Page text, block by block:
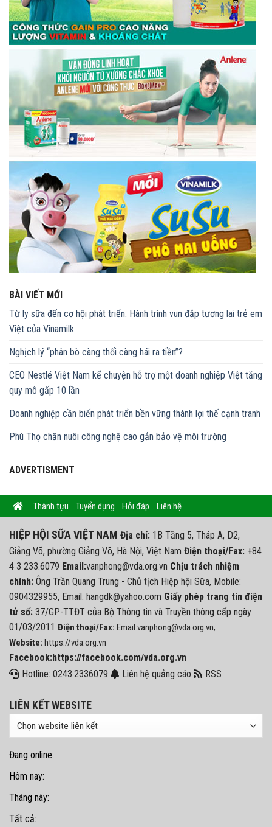
BÀI VIẾT MỚI
Từ ly sữa đến cơ hội phát triển: Hành trình vun đắp tương lai trẻ em
Việt của Vinamilk
Nghịch lý “phân bò càng thối càng hái ra tiền”?
CEO Nestlé Việt Nam kể chuyện hỗ trợ một doanh nghiệp Việt tăng
quy mô gấp 10 lần
Doanh nghiệp cần biến phát triển bền vững thành lợi thế cạnh tranh
Phú Thọ chăn nuôi công nghệ cao gắn bảo vệ môi trường
ADVERTISMENT
Thành tựu Tuyển dụng Hỏi đáp Liên hệ
HIỆP HỘI SỮA VIỆT NAM Địa chỉ: 1B Tầng 5, Tháp A, D2,
Giảng Võ, phường Giảng Võ, Hà Nội, Việt Nam Điện thoại/Fax: +84
4 3 233.6079 Email:vanphong@vda.org.vn Chịu trách nhiệm
chính: Ông Trần Quang Trung - Chủ tịch Hiệp hội Sữa, Mobile:
0904329955, Email: hangdk@yahoo.com Giấy phép trang tin điện
tử số: 37/GP-TTĐT của Bộ Thông tin và Truyền thông cấp ngày
01/03/2011 Điện thoại/Fax: Email:vanphong@vda.org.vn;
Website: https://vda.org.vn
Facebook:https://facebook.com/vda.org.vn
Hotline: 0243.2336079
Liên hệ quảng cáo RSS
LIÊN KẾT WEBSITE
Đang online:
Hôm nay:
Tháng này:
Tất cả: